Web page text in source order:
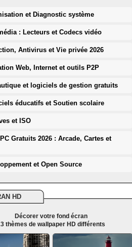
et Diagnostic système
: Lecteurs et Codecs vidéo
Antivirus et Vie privée 2026
Web, Internet et outils P2P
et logiciels de gestion gratuits
éducatifs et Soutien scolaire
et ISO
Gratuits 2026 : Arcade, Cartes et
et Open Source
HD
Décorer votre fond écran
thèmes de wallpaper HD différents